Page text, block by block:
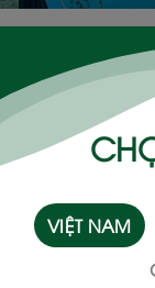
VIỆT NAM